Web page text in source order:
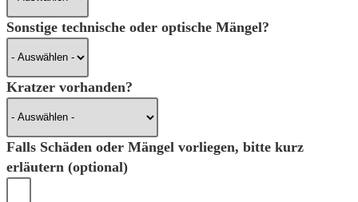
Sonstige technische oder optische Mängel?
Kratzer vorhanden?
Falls Schäden oder Mängel vorliegen, bitte kurz
erläutern (optional)